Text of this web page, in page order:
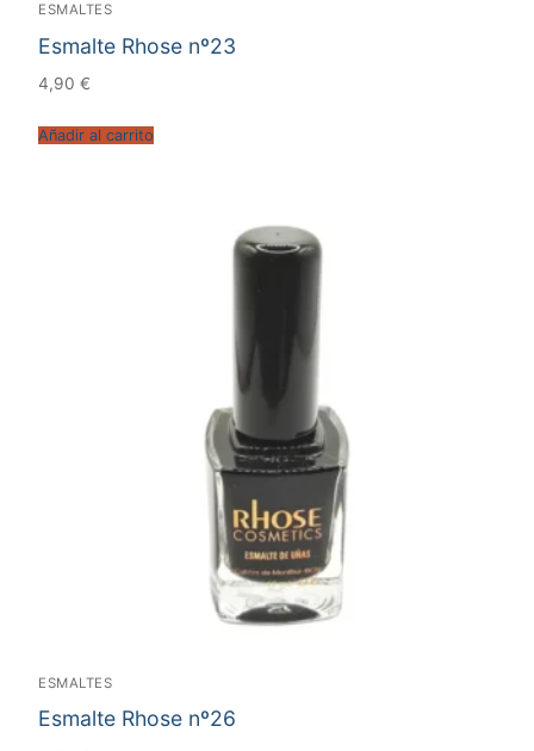
ESMALTES
Esmalte Rhose nº23
4,90 €
Añadir al carrito
ESMALTES
Esmalte Rhose nº26